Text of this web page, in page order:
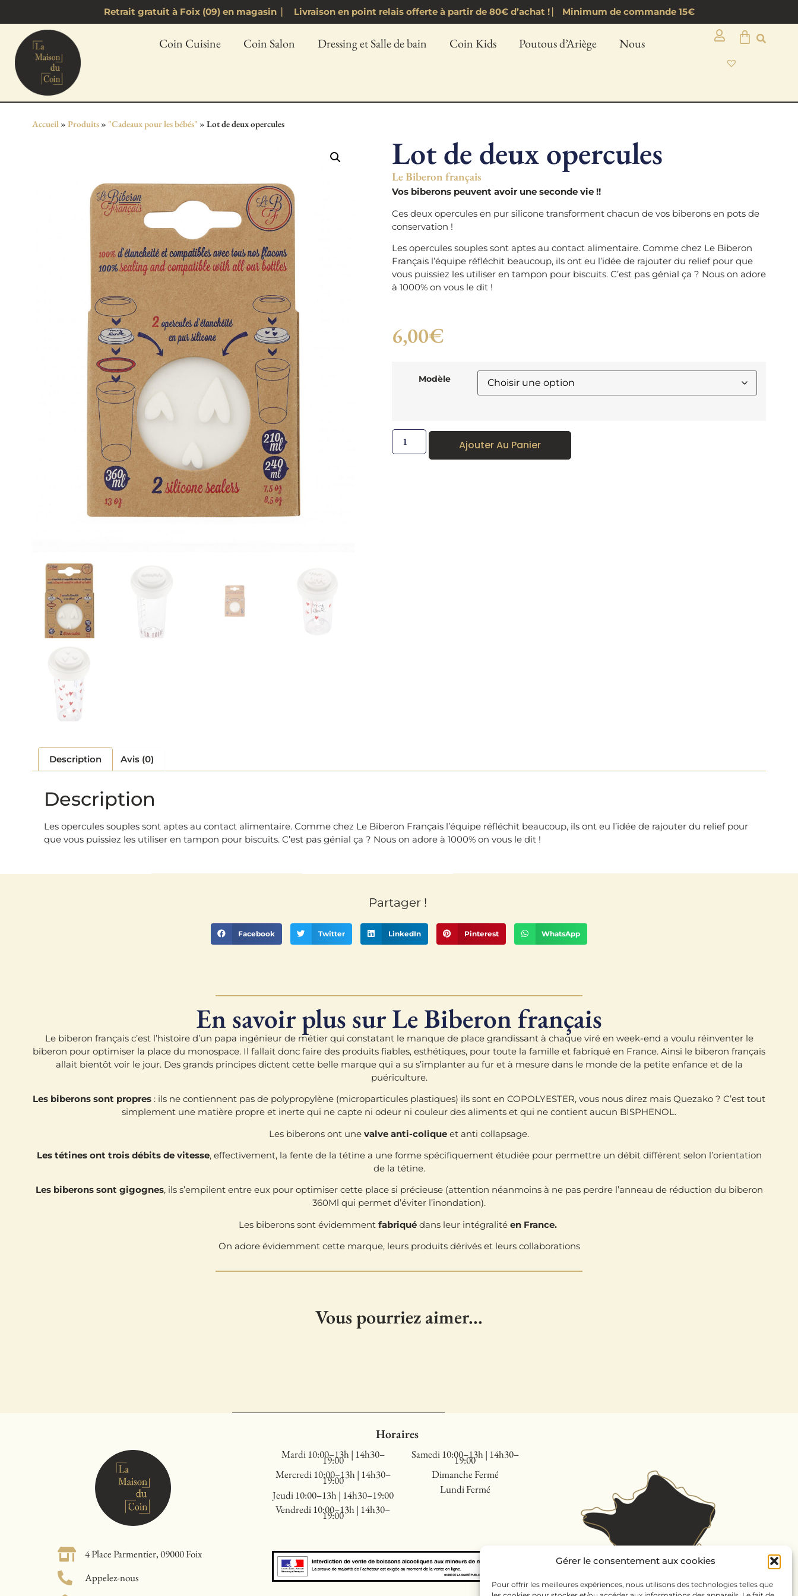
Gérer le consentement aux cookies
Pour offrir les meilleures expériences, nous utilisons des technologies telles que
Retrait gratuit à Foix (09) en magasin ⎸ Livraison en point relais offerte à partir de 80€ d’achat ! ⎸ Minimum de commande 15€
Coin Cuisine Coin Salon Dressing et Salle de bain Coin Kids Poutous d’Ariège Nous
Accueil» Produits» "Cadeaux pour les bébés" » Lot de deux opercules
Lot de deux opercules
Le Biberon français
Vos biberons peuvent avoir une seconde vie !!
Ces deux opercules en pur silicone transforment chacun de vos biberons en pots de
conservation !
Les opercules souples sont aptes au contact alimentaire. Comme chez Le Biberon
Français l’équipe réfléchit beaucoup, ils ont eu l’idée de rajouter du relief pour que
vous puissiez les utiliser en tampon pour biscuits. C’est pas génial ça ? Nous on adore
à 1000% on vous le dit !
6,00€
Modèle
Ajouter Au Panier
Description Avis (0)
Description
Les opercules souples sont aptes au contact alimentaire. Comme chez Le Biberon Français l’équipe réfléchit beaucoup, ils ont eu l’idée de rajouter du relief pour
que vous puissiez les utiliser en tampon pour biscuits. C’est pas génial ça ? Nous on adore à 1000% on vous le dit !
Partager !
Facebook Twitter LinkedIn Pinterest WhatsApp
En savoir plus sur Le Biberon français
Le biberon français c’est l’histoire d’un papa ingénieur de métier qui constatant le manque de place grandissant à chaque viré en week-end a voulu réinventer le
biberon pour optimiser la place du monospace. Il fallait donc faire des produits fiables, esthétiques, pour toute la famille et fabriqué en France. Ainsi le biberon français
allait bientôt voir le jour. Des grands principes dictent cette belle marque qui a su s’implanter au fur et à mesure dans le monde de la petite enfance et de la
puériculture.
Les biberons sont propres : ils ne contiennent pas de polypropylène (microparticules plastiques) ils sont en COPOLYESTER, vous nous direz mais Quezako ? C’est tout
simplement une matière propre et inerte qui ne capte ni odeur ni couleur des aliments et qui ne contient aucun BISPHENOL.
Les biberons ont une valve anti-colique et anti collapsage.
Les tétines ont trois débits de vitesse, effectivement, la fente de la tétine a une forme spécifiquement étudiée pour permettre un débit différent selon l’orientation
de la tétine.
Les biberons sont gigognes, ils s’empilent entre eux pour optimiser cette place si précieuse (attention néanmoins à ne pas perdre l’anneau de réduction du biberon
360Ml qui permet d’éviter l’inondation).
Les biberons sont évidemment fabriqué dans leur intégralité en France.
On adore évidemment cette marque, leurs produits dérivés et leurs collaborations
Vous pourriez aimer...
4 Place Parmentier, 09000 Foix
Appelez-nous
Horaires
Mardi 10:00–13h | 14h30–
19:00
Mercredi 10:00–13h | 14h30–
19:00
Jeudi 10:00–13h | 14h30–19:00
Vendredi 10:00–13h | 14h30–
19:00
Samedi 10:00–13h | 14h30–
19:00
Dimanche Fermé
Lundi Fermé